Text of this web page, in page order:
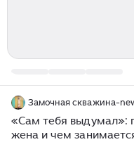
Замочная скважина-
«Сам тебя выдумал»:
жена и чем